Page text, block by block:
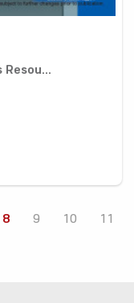
Resou...
8 9 10 11